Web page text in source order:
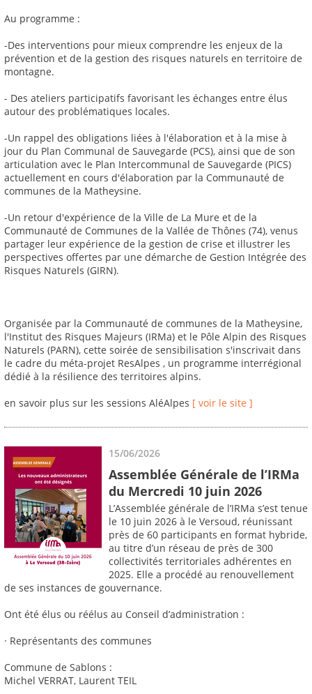
Au programme :
-Des interventions pour mieux comprendre les enjeux de la
prévention et de la gestion des risques naturels en territoire de
montagne.
- Des ateliers participatifs favorisant les échanges entre élus
autour des problématiques locales.
-Un rappel des obligations liées à l'élaboration et à la mise à
jour du Plan Communal de Sauvegarde (PCS), ainsi que de son
articulation avec le Plan Intercommunal de Sauvegarde (PICS)
actuellement en cours d'élaboration par la Communauté de
communes de la Matheysine.
-Un retour d'expérience de la Ville de La Mure et de la
Communauté de Communes de la Vallée de Thônes (74), venus
partager leur expérience de la gestion de crise et illustrer les
perspectives offertes par une démarche de Gestion Intégrée des
Risques Naturels (GIRN).
Organisée par la Communauté de communes de la Matheysine,
l'Institut des Risques Majeurs (IRMa) et le Pôle Alpin des Risques
Naturels (PARN), cette soirée de sensibilisation s'inscrivait dans
le cadre du méta-projet ResAlpes , un programme interrégional
dédié à la résilience des territoires alpins.
en savoir plus sur les sessions AléAlpes [ voir le site ]
15/06/2026
Assemblée Générale de l’IRMa
du Mercredi 10 juin 2026
L’Assemblée générale de l’IRMa s’est tenue
le 10 juin 2026 à le Versoud, réunissant
près de 60 participants en format hybride,
au titre d’un réseau de près de 300
collectivités territoriales adhérentes en
2025. Elle a procédé au renouvellement
de ses instances de gouvernance.
Ont été élus ou réélus au Conseil d’administration :
· Représentants des communes
Commune de Sablons :
Michel VERRAT, Laurent TEIL